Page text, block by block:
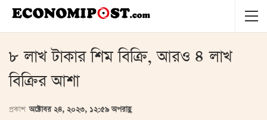
৮ লাখ টাকার শিম বিক্রি, আরও ৪ লাখ
বিক্রির আশা
প্রকাশ অক্টোবর ২৪, ২০২৩, ১২:৫৯ অপরাহ্ণ